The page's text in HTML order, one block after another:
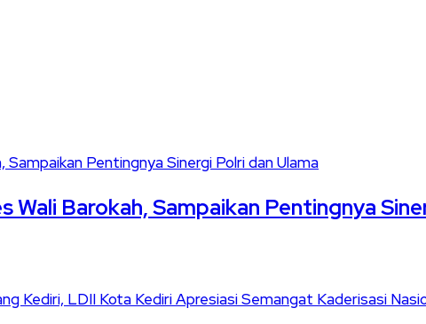
Wali Barokah, Sampaikan Pentingnya